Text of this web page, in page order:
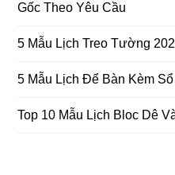
Gốc Theo Yêu Cầu
5 Mẫu Lịch Treo Tường
5 Mẫu Lịch Để Bàn Kèm
Top 10 Mẫu Lịch Bloc Dê